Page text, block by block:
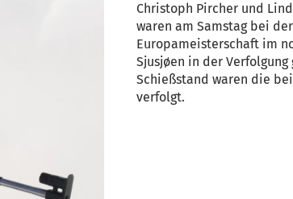
Christoph Pircher und
waren am Samstag bei
Europameisterschaft im
Sjusjøen in der Verfolgung
Schießstand waren die
verfolgt.